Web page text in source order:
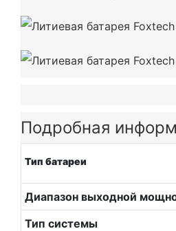
Подробная
Тип батареи
Диапазон выходной
Тип системы